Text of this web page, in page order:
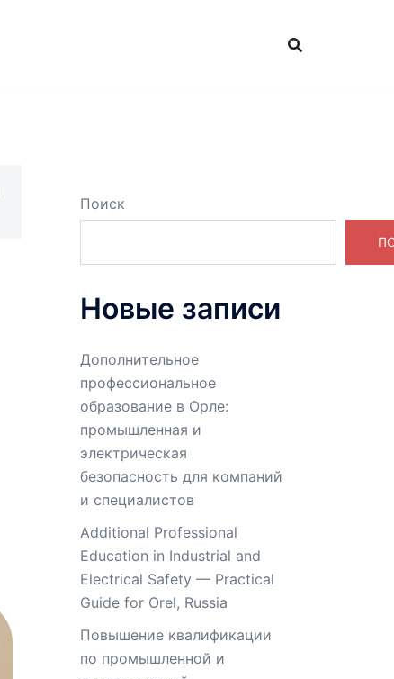
Поиск
Новые записи
Дополнительное
профессиональное
образование в Орле:
промышленная и
электрическая
безопасность для компаний
и специалистов
Additional Professional
Education in Industrial and
Electrical Safety — Practical
Guide for Orel, Russia
Повышение квалификации
по промышленной и